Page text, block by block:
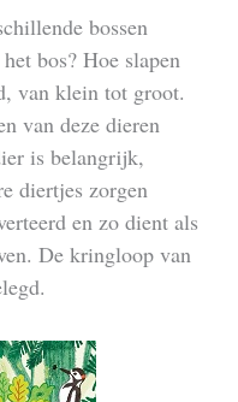
bossen
bos? Hoe slapen
van klein tot groot.
van deze dieren
is belangrijk,
diertjes zorgen
en zo dient als
De kringloop van